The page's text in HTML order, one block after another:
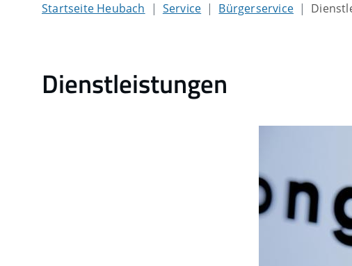
Startseite Heubach Service Bürgerservice
Dienstleistungen